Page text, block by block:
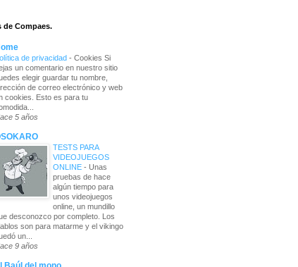
de Compaes.
de privacidad - Cookies Si
un comentario en nuestro sitio
elegir guardar tu nombre,
de correo electrónico y web
cookies. Esto es para tu
5 años
TESTS PARA
VIDEOJUEGOS
ONLINE - Unas
pruebas de hace
algún tiempo para
unos videojuegos
online, un mundillo
desconozco por completo. Los
son para matarme y el vikingo
un...
9 años